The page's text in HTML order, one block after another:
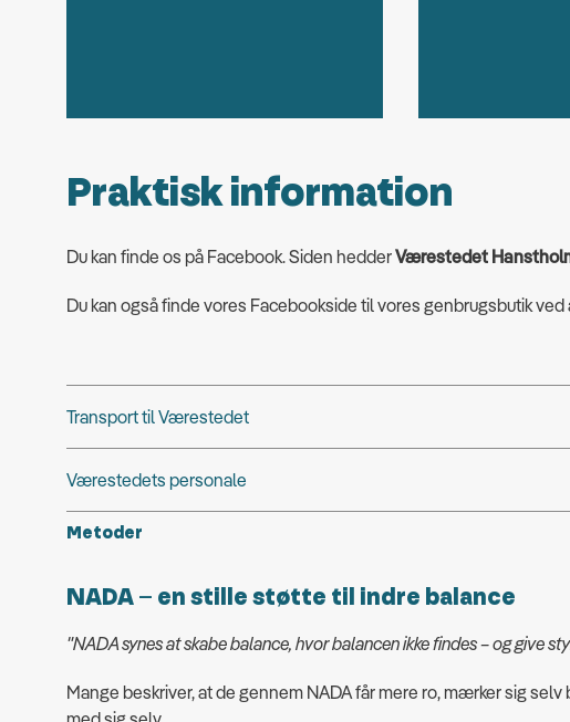
Praktisk information
Du kan finde os på Facebook. Siden hedderVærestedet
Du kan også finde vores Facebookside til vores genbrugsbutik ved
Transport til Værestedet
Værestedets personale
Metoder
NADA – en stille støtte til indre balance
"NADA synes at skabe balance, hvor balancen ikke findes – og give
Mange beskriver, at de gennem NADA får mere ro, mærker sig